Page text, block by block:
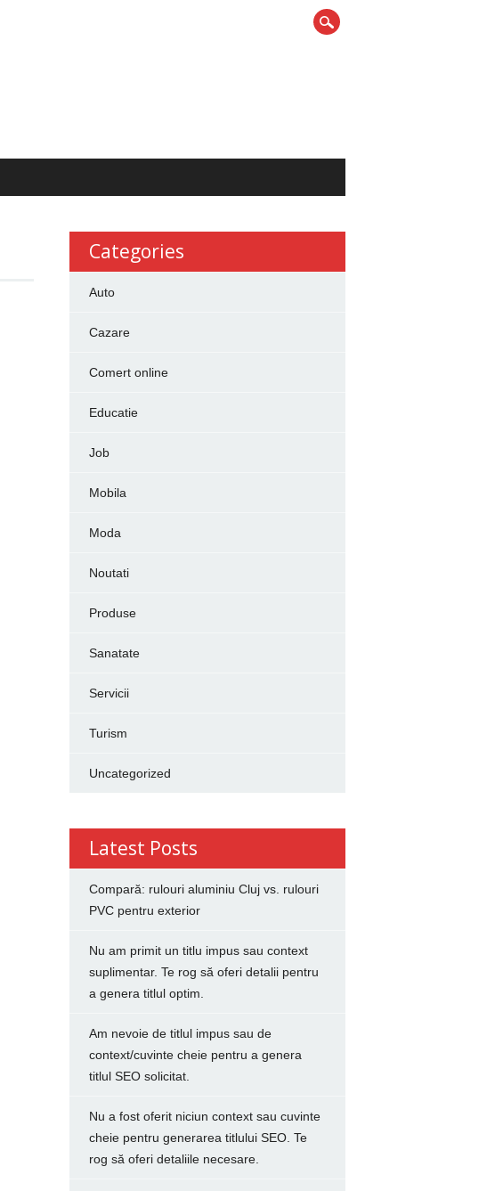
Categories
Auto
Cazare
Comert online
Educatie
Job
Mobila
Moda
Noutati
Produse
Sanatate
Servicii
Turism
Uncategorized
Latest Posts
Compară: rulouri aluminiu Cluj vs. rulouri
PVC pentru exterior
Nu am primit un titlu impus sau context
suplimentar. Te rog să oferi detalii pentru
a genera titlul optim.
Am nevoie de titlul impus sau de
context/cuvinte cheie pentru a genera
titlul SEO solicitat.
Nu a fost oferit niciun context sau cuvinte
cheie pentru generarea titlului SEO. Te
rog să oferi detaliile necesare.